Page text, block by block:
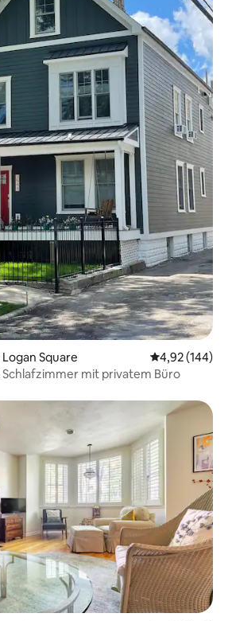
Square
4,92 (144)
mit privatem Büro